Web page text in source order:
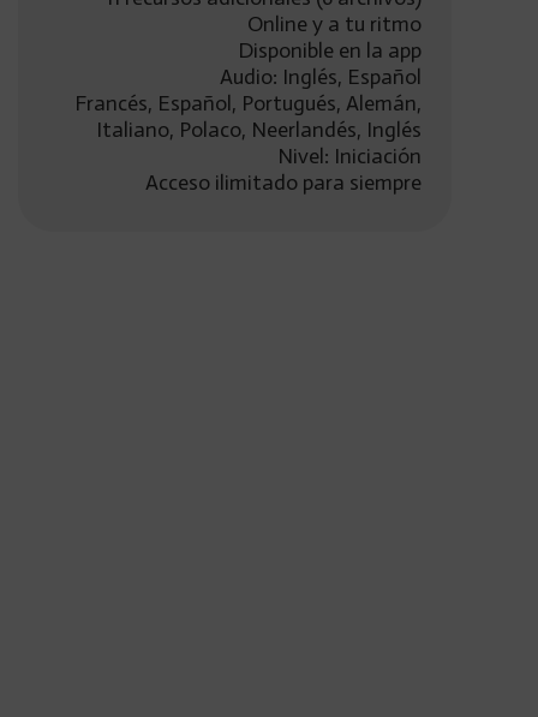
Online y a tu ritmo
Disponible en la app
Audio: Inglés, Español
Francés, Español, Portugués, Alemán,
Italiano, Polaco, Neerlandés, Inglés
Nivel: Iniciación
Acceso ilimitado para siempre